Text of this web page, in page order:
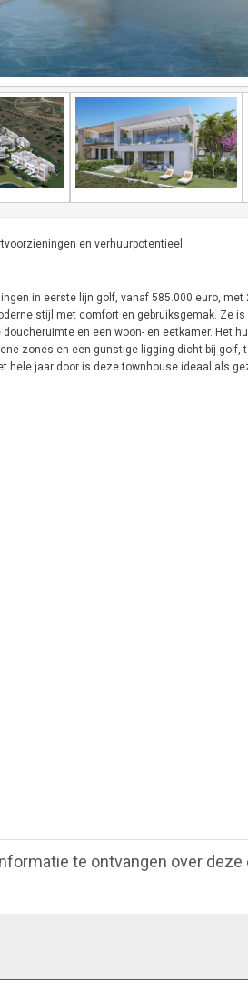
en verhuurpotentieel.
in eerste lijn golf, vanaf 585.000 euro,
stijl met comfort en gebruiksgemak. Ze
en een woon- en eetkamer. Het
zones en een gunstige ligging dicht bij
hele jaar door is deze townhouse ideaal als
te ontvangen over deze